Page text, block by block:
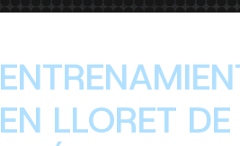
EN LLORET